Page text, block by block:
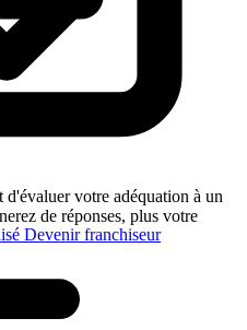
Devenir franchiseur
votre adéquation à un
de réponses, plus votre